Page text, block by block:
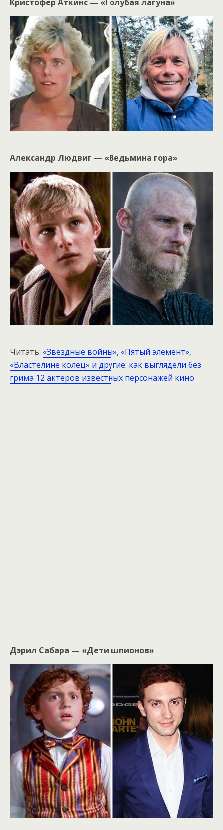
Кристофер Аткинс — «Голубая лагуна»
Александр Людвиг — «Ведьмина гора»
Читать: «Звёздные войны», «Пятый элемент»,
«Властелине колец» и другие: как выглядели без
грима 12 актеров известных персонажей кино
Дэрил Сабара — «Дети шпионов»